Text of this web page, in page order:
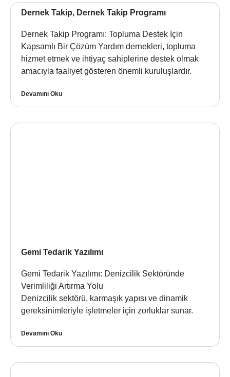
Dernek Takip, Dernek Takip Programı
Dernek Takip Programı: Topluma Destek İçin
Kapsamlı Bir Çözüm Yardım dernekleri, topluma
hizmet etmek ve ihtiyaç sahiplerine destek olmak
amacıyla faaliyet gösteren önemli kuruluşlardır.
Devamını Oku
Gemi Tedarik Yazılımı
Gemi Tedarik Yazılımı: Denizcilik Sektöründe
Verimliliği Artırma Yolu
Denizcilik sektörü, karmaşık yapısı ve dinamik
gereksinimleriyle işletmeler için zorluklar sunar.
Devamını Oku